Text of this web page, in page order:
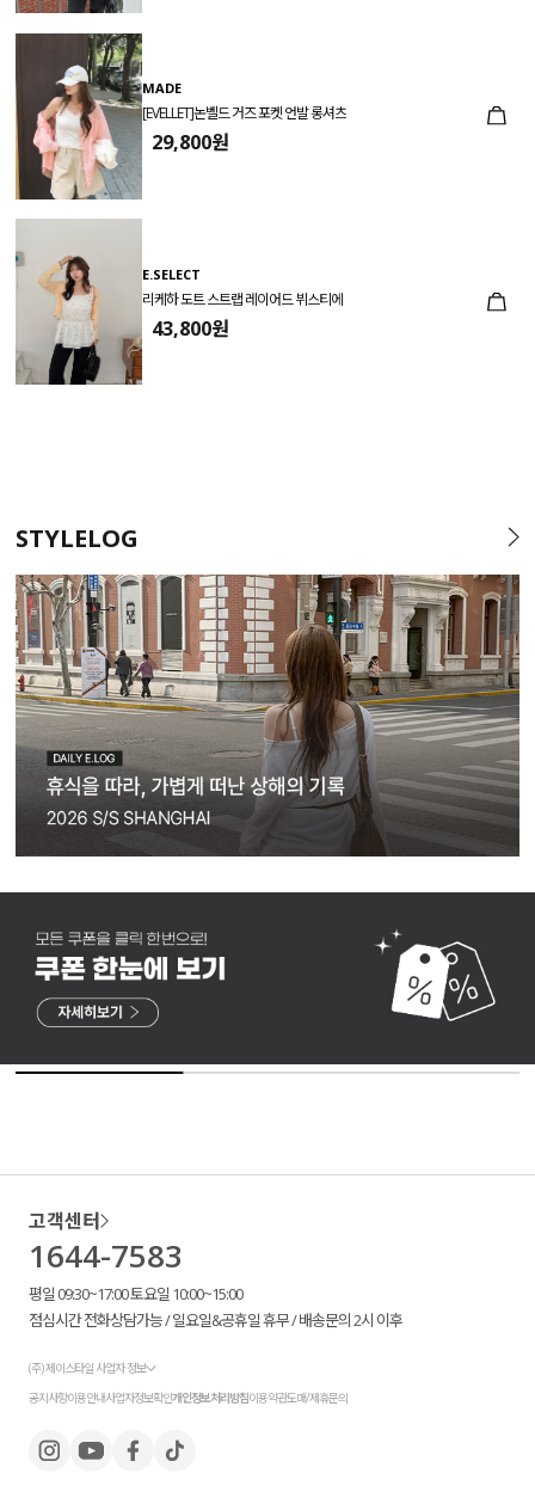
MADE
[EVELLET]논벨드 거즈 포켓 언발 롱셔츠
29,800원
E.SELECT
리케하 도트 스트랩 레이어드 뷔스티에
43,800원
STYLELOG
고객센터
1644-7583
평일 09:30~17:00 토요일 10:00~15:00
점심시간 전화상담가능 / 일요일&공휴일 휴무 / 배송문의 2시 이후
(주) 제이스타일 사업자 정보
공지사항이용안내사업자정보확인개인정보처리방침이용약관도매/제휴문의